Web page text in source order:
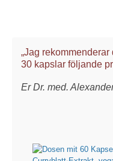
„Jag
30 kapslar följande
Er Dr. med.